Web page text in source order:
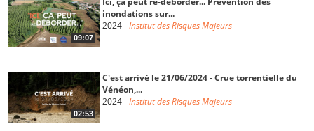
27:53
publics face...
2017
Institut des Risques Majeurs
28:21
Sécurité et mise à l’abri des usagers des
entreprises et...
2017
Institut des Risques Majeurs
09:07
inondations sur...
2024-Institut des Risques Majeurs
02:53
C'est arrivé le 21/06/2024 - Crue torrentielle du
Vénéon,...
2024-Institut des Risques Majeurs